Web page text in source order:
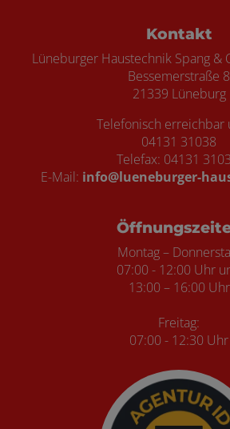
Kontakt
Lüneburger Haustechnik Spang &
Bessemerstraße 8
21339 Lüneburg
Telefonisch erreichbar
04131 31038
Telefax: 04131
E-Mail: info@lueneburger-
Montag –
07:00 - 12:00 Uhr
13:00 – 16:00 Uhr
Freitag:
07:00 - 12:30 Uhr